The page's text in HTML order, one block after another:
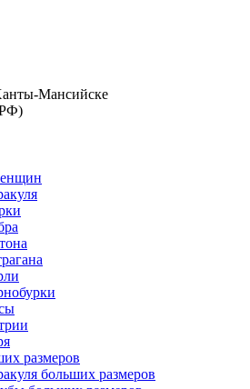
Мансийске
РФ)
размеров
больших размеров